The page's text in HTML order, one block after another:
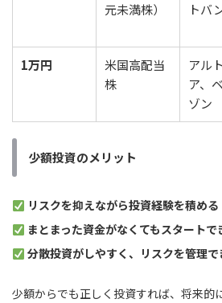
元未満株）
トバ
1万円
米国高配当
株
アル
ア、
ゾン
少額投資のメリット
リスクを抑えながら投資経験を積める
まとまった資金がなくてもスタートで
分散投資がしやすく、リスクを管理で
少額からでも正しく投資すれば、将来的